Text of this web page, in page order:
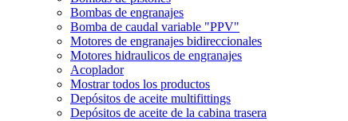
Bombas de engranajes
Bomba de caudal variable "PPV"
Motores de engranajes bidireccionales
Motores hidraulicos de engranajes
Acoplador
Mostrar todos los productos
Depósitos de aceite multifittings
Depósitos de aceite de la cabina trasera